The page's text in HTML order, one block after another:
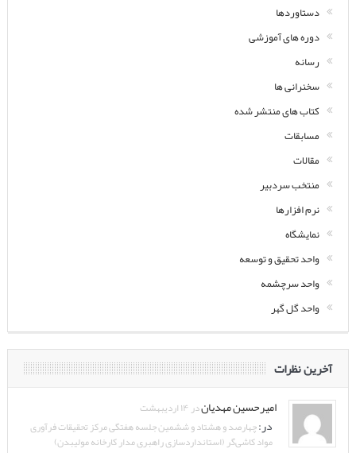
دستاوردها
دوره های آموزشی
رسانه
سخنرانی ها
کتاب های منتشر شده
مسابقات
مقالات
منتخب سردبیر
نرم افزارها
نمایشگاه
واحد تحقیق و توسعه
واحد سرچشمه
واحد گل گهر
آخرین نظرات
امیرحسین مهدیاندر ۱۴ اردیبهشت
در:چهارصد و هشتاد و ششمین جلسه هفتگی مرکز تحقیقات فرآوری
مواد کاشی‌گر (استانداردسازی راهبری مدار کارخانه مولیبدن)